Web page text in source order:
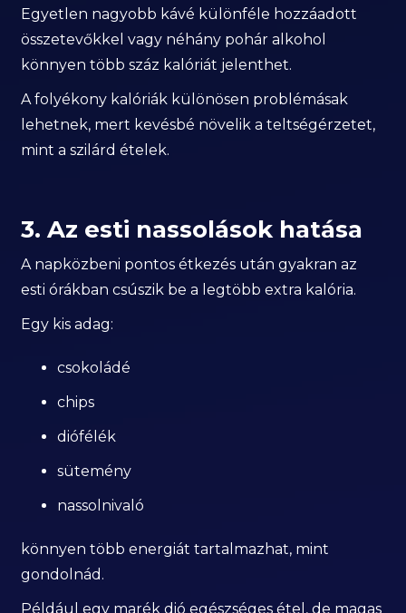
Egyetlen nagyobb kávé különféle hozzáadott
összetevőkkel vagy néhány pohár alkohol
könnyen több száz kalóriát jelenthet.
A folyékony kalóriák különösen problémásak
lehetnek, mert kevésbé növelik a teltségérzetet,
mint a szilárd ételek.
3. Az esti nassolások hatása
A napközbeni pontos étkezés után gyakran az
esti órákban csúszik be a legtöbb extra kalória.
Egy kis adag:
csokoládé
chips
diófélék
sütemény
nassolnivaló
könnyen több energiát tartalmazhat, mint
gondolnád.
Például egy marék dió egészséges étel, de magas